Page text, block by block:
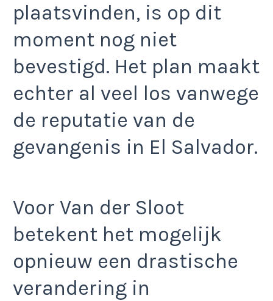
plaatsvinden, is op dit
moment nog niet
bevestigd. Het plan maakt
echter al veel los vanwege
de reputatie van de
gevangenis in El Salvador.
Voor Van der Sloot
betekent het mogelijk
opnieuw een drastische
verandering in